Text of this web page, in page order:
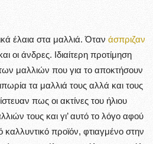
έλαια στα μαλλιά. Όταν άσπριζαν
οι άνδρες. Ιδιαίτερη προτίμηση
μαλλιών που για το αποκτήσουν
τα μαλλιά τους αλλά και τους
πως οι ακτίνες του ήλιου
τους και γι’ αυτό το λόγο αφού
καλλυντικό προϊόν, φτιαγμένο στην